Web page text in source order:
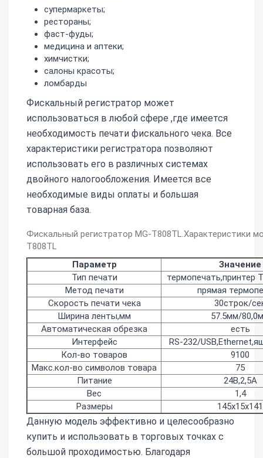
супермаркеты;
рестораны;
фаст-фуды;
медицина и аптеки;
химчистки;
салоны красоты;
ломбарды
Фискальный регистратор может
использоваться в любой сфере ,где имеется
необходимость печати фискального чека. Все
характеристики регистратора позволяют
использовать его в различных системах
двойного налогообложения. Имеется все
необходимые виды оплаты и большая
товарная база.
Фискальный регистратор MG-T808TL.Характеристики
T808TL
Параметр
Значение
Тип печати
термопечать,принтер
Метод печати
прямая
Скорость печати чека
30строк/
Ширина ленты,мм
57.5мм/
Автоматическая обрезка
есть
Интерфейс
RS-232/
Кол-во товаров
9100
Макс.кол-во символов товара
75
Питание
24В,2,5А
Вес
1,4
Размеры
145х15х141
Данную модель эффективно и целесообразно
купить и использовать в торговых точках с
большой проходимостью. Благодаря